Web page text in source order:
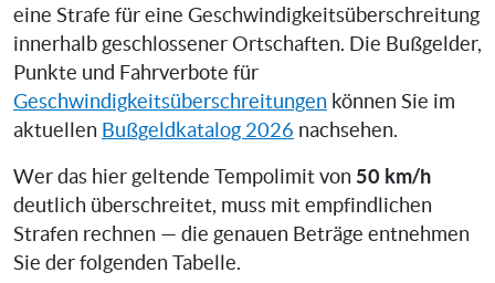
eine Strafe für eine Geschwindigkeitsüberschreitung
innerhalb geschlossener Ortschaften. Die Bußgelder,
Punkte und Fahrverbote für
Geschwindigkeitsüberschreitungen können Sie im
aktuellen Bußgeldkatalog 2026 nachsehen.
Wer das hier geltende Tempolimit von 50 km/h
deutlich überschreitet, muss mit empfindlichen
Strafen rechnen — die genauen Beträge entnehmen
Sie der folgenden Tabelle.